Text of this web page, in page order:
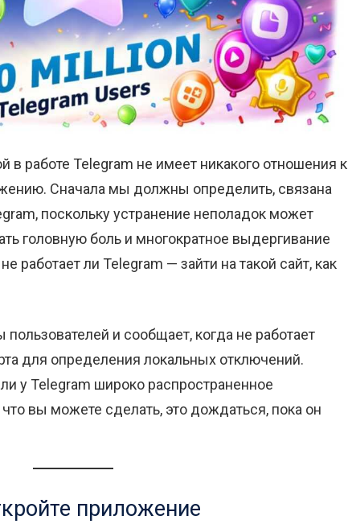
в работе Telegram не имеет никакого отношения к
Сначала мы должны определить, связана
поскольку устранение неполадок может
головную боль и многократное выдергивание
работает ли Telegram — зайти на такой сайт, как
и сообщает, когда не работает
для определения локальных отключений.
у Telegram широко распространенное
вы можете сделать, это дождаться, пока он
приложение